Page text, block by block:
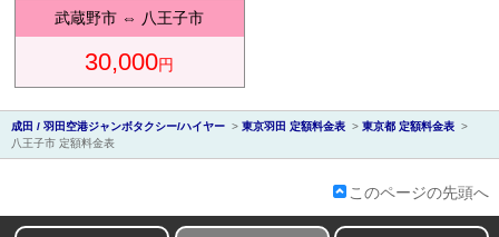
田
武蔵野市 ⇔ 八王子市
30,000円
成田 / 羽田空港ジャンボタクシー/ハイヤー > 東京羽田 定額料金表 > 東京都 定額料金表 >
八王子市 定額料金表
このページの先頭へ